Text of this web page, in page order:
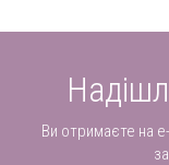
Ви отримаєте на